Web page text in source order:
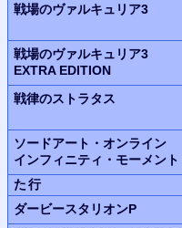
戦場のヴァルキュリア3
戦場のヴァルキュリア3
EXTRA EDITION
戦律のストラタス
ソードアート・オンライン
インフィニティ・モーメント
た行
ダービースタリオンP